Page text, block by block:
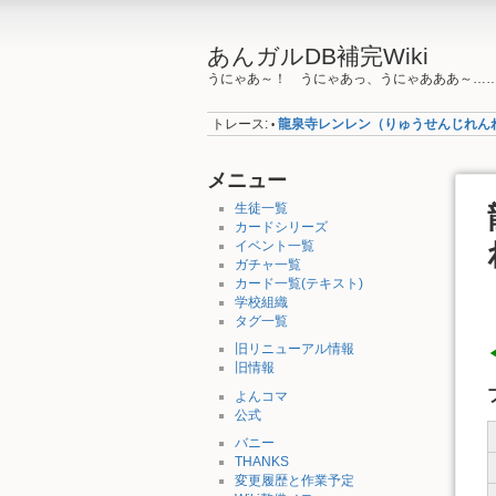
あんガルDB補完Wiki
うにゃあ～！ うにゃあっ、うにゃあああ～……
トレース: • 龍泉寺レンレン（りゅうせんじれん
メニュー
生徒一覧
カードシリーズ
イベント一覧
ガチャ一覧
カード一覧(テキスト)
学校組織
タグ一覧
旧リニューアル情報
旧情報
よんコマ
公式
バニー
THANKS
変更履歴と作業予定